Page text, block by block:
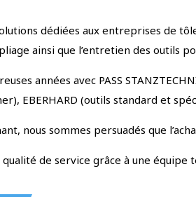
dédiées aux entreprises de
ainsi que l’entretien des outils
années avec PASS
EBERHARD (outils standard et
nous sommes persuadés que
de service grâce à une